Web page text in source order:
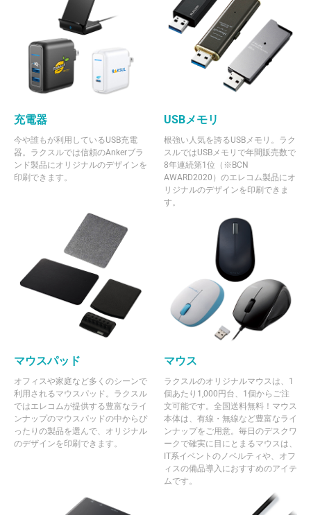
充電器
今や誰もが利用しているUSB充電
器。ラクスルでは信頼のAnkerブラ
ンド製品にオリジナルのデザインを
印刷できます。
USBメモリ
根強い人気を誇るUSBメモリ。ラク
スルではUSBメモリで年間販売数で
8年連続第1位（※BCN
AWARD2020）のエレコム製品にオ
リジナルのデザインを印刷できま
す。
マウスパッド
オフィスや家庭など多くのシーンで
利用されるマウスパッド。ラクスル
ではエレコムが提供する豊富なライ
ンナップのマウスパッドの中からぴ
ったりの製品を選んで、オリジナル
のデザインを印刷できます。
マウス
ラクスルのオリジナルマウスは、1
個あたり1,000円台、1個からご注
文可能です。全国送料無料！マウス
本体は、有線・無線など豊富なライ
ンナップをご用意。毎日のデスクワ
ークで確実に目にとまるマウスは、
IT系イベントのノベルティや、オフ
ィスの備品導入におすすめのアイテ
ムです。